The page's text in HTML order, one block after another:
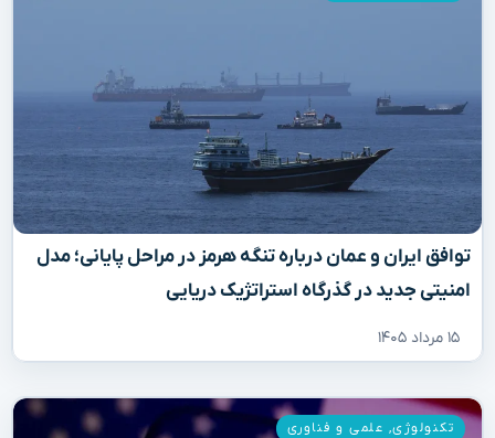
توافق ایران و عمان درباره تنگه هرمز در مراحل پایانی؛ مدل
امنیتی جدید در گذرگاه استراتژیک دریایی
۱۵ مرداد ۱۴۰۵
تکنولوژی, علمی و فناوری